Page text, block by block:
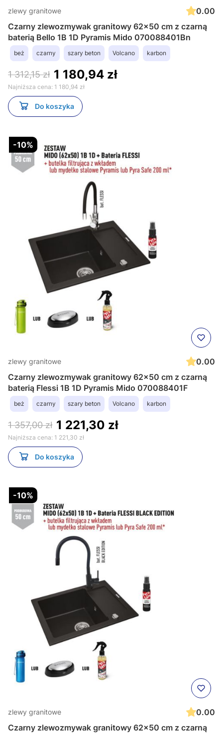
zlewy granitowe
0.00
Czarny zlewozmywak granitowy 62x50 cm z czarną
baterią Bello 1B 1D Pyramis Mido 070088401Bn
beż czarny szary beton Volcano karbon
1 312,15 zł 1 180,94 zł
Najniższa cena: 1 180,94 zł
Do koszyka
-10%
zlewy granitowe
0.00
Czarny zlewozmywak granitowy 62x50 cm z czarną
baterią Flessi 1B 1D Pyramis Mido 070088401F
beż czarny szary beton Volcano karbon
1 357,00 zł 1 221,30 zł
Najniższa cena: 1 221,30 zł
Do koszyka
-10%
zlewy granitowe
0.00
Czarny zlewozmywak granitowy 62x50 cm z czarną